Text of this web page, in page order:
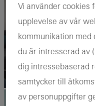
Vi använder cookies
upplevelse av vår
kommunikation med
du är intresserad av
dig intressebaserad
samtycker till
av personuppgifter